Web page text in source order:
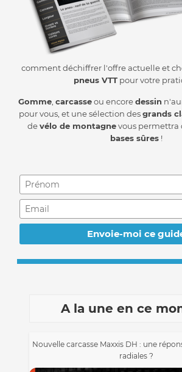
comment déchiffrer l'offre actuelle et
pneus VTT pour votre
Gomme, carcasseou encoredessin
pour vous, et une sélection desgrands
devélo de montagnevous permettra
bases sûres!
A la une en ce
Nouvelle carcasse Maxxis DH : une
radiales ?